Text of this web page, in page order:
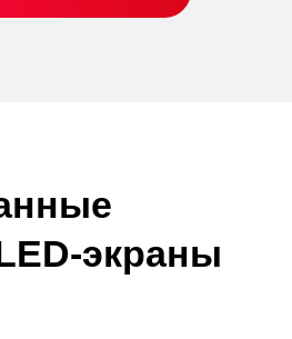
экраны